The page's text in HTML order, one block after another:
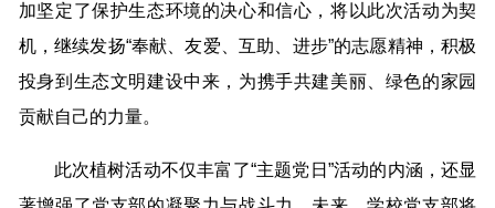
加坚定了保护生态环境的决心和信心，将以此次活动为契
机，继续发扬“奉献、友爱、互助、进步”的志愿精神，积极
投身到生态文明建设中来，为携手共建美丽、绿色的家园
贡献自己的力量。
此次植树活动不仅丰富了“主题党日”活动的内涵，还显